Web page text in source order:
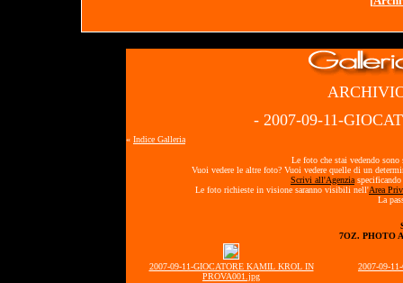
- 2007-09-11-
« Indice Galleria
Le foto che stai vedendo
Vuoi vedere le altre foto? Vuoi vedere quelle di un
Scrivi all'Agenzia
Le foto richieste in visione saranno visibili nell'Area
La
7OZ. PHOTO
2007-09-11-GIOCATORE KAMIL KROL IN
PROVA001.jpg
2007-09-